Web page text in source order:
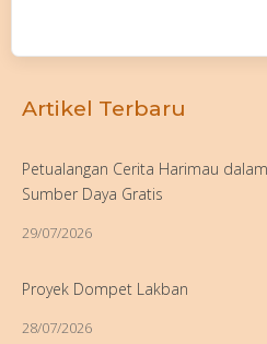
Artikel Terbaru
Petualangan Cerita Harimau
Sumber Daya Gratis
29/07/2026
Proyek Dompet Lakban
28/07/2026